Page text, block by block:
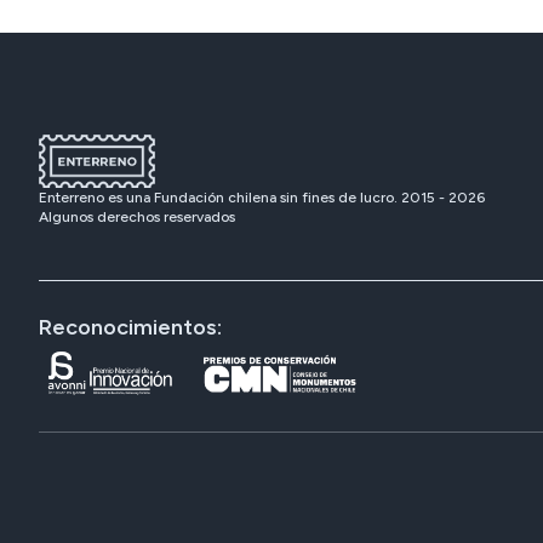
Enterreno es una Fundación chilena sin fines de lucro. 2015 - 2026
Algunos derechos reservados
Reconocimientos: